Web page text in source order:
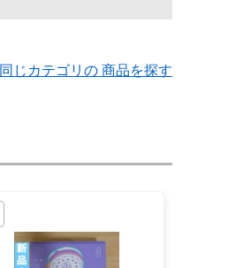
同じカテゴリの 商品を探す